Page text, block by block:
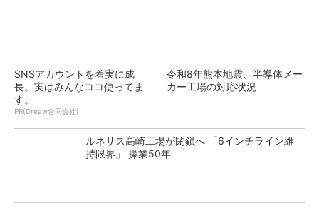
SNSアカウントを着実に成
長。実はみんなココ使ってま
す。
PR(Dreaw合同会社)
令和8年熊本地震、半導体メー
カー工場の対応状況
ルネサス高崎工場が閉鎖へ 「6インチライン維
持限界」 操業50年